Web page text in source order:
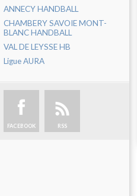
ANNECY HANDBALL
CHAMBERY SAVOIE MONT-
BLANC HANDBALL
VAL DE LEYSSE HB
Ligue AURA
FACEBOOK RSS